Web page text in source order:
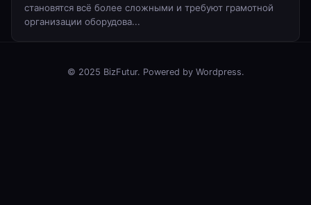
становятся всё более сложными и требуют грамотной
организации оборудова...
© 2025 BizFutur. Powered by Wordpress.